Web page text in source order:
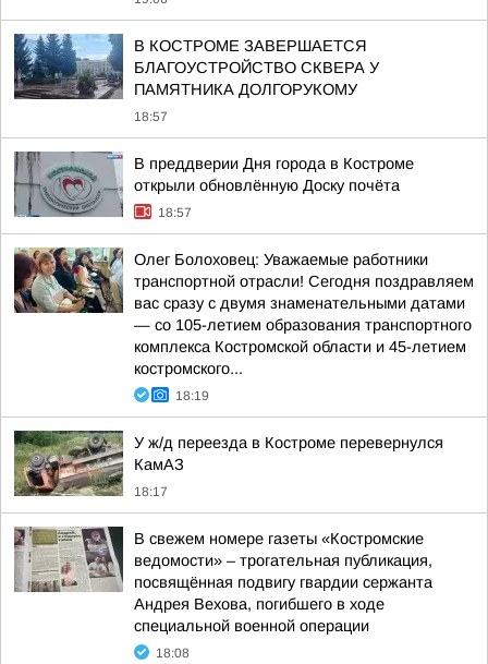
В КОСТРОМЕ ЗАВЕРШАЕТСЯ
БЛАГОУСТРОЙСТВО СКВЕРА У
ПАМЯТНИКА ДОЛГОРУКОМУ
18:57
В преддверии Дня города в Костроме
открыли обновлённую Доску почёта
18:57
Олег Болоховец: Уважаемые работники
транспортной отрасли! Сегодня поздравляем
вас сразу с двумя знаменательными датами
— со 105-летием образования транспортного
комплекса Костромской области и 45-летием
костромского...
18:19
У ж/д переезда в Костроме перевернулся
КамАЗ
18:17
В свежем номере газеты «Костромские
ведомости» – трогательная публикация,
посвящённая подвигу гвардии сержанта
Андрея Вехова, погибшего в ходе
специальной военной операции
18:08